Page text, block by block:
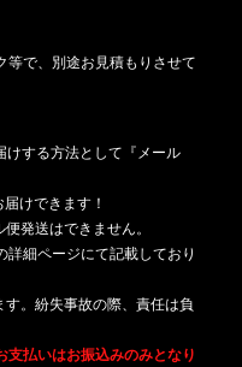
等で、別途お見積もりさせて
けする方法として『メール
けできます！
発送はできません。
詳細ページにて記載しており
。紛失事故の際、責任は負
払いはお振込みのみとなり